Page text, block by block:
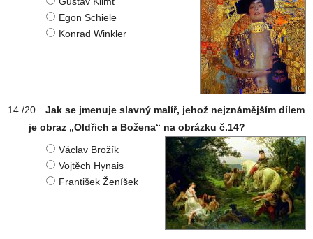
Egon Schiele
Konrad Winkler
Jak se jmenuje slavný malíř, jehož nejznámějším dílem
je obraz „Oldřich a Božena“ na obrázku č.14?
Václav Brožík
Vojtěch Hynais
František Ženíšek